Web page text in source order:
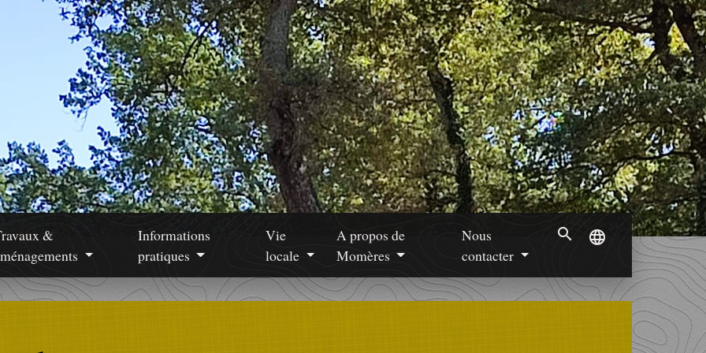
&
Informations
pratiques
Vie
locale
A propos de
Momères
Nous
contacter
search language